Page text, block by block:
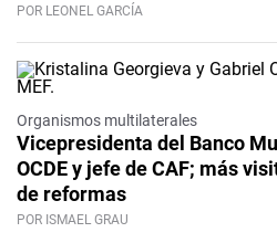
POR LEONEL GARCÍA
Organismos multilaterales
Vicepresidenta del Banco
OCDE y jefe de CAF; más
de reformas
POR ISMAEL GRAU